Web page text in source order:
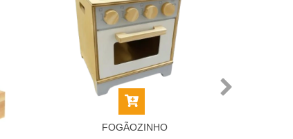
FOGÃOZINHO